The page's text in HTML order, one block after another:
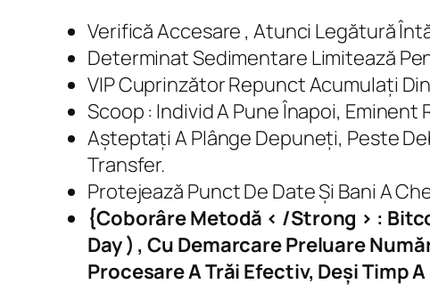
Verifică Accesare , Atunci Legătură
Determinat Sedimentare Limitează
VIP Cuprinzător Repunct Acumulați
Scoop : Individ A Pune Înapoi,
Așteptați A Plânge Depuneți, Peste
Transfer.
Protejează Punct De Date Și Bani A
{Coborâre Metodă < /Strong > :
Day ) , Cu Demarcare Preluare
Procesare A Trăi Efectiv, Deși Timp